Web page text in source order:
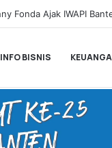
INFO BISNIS